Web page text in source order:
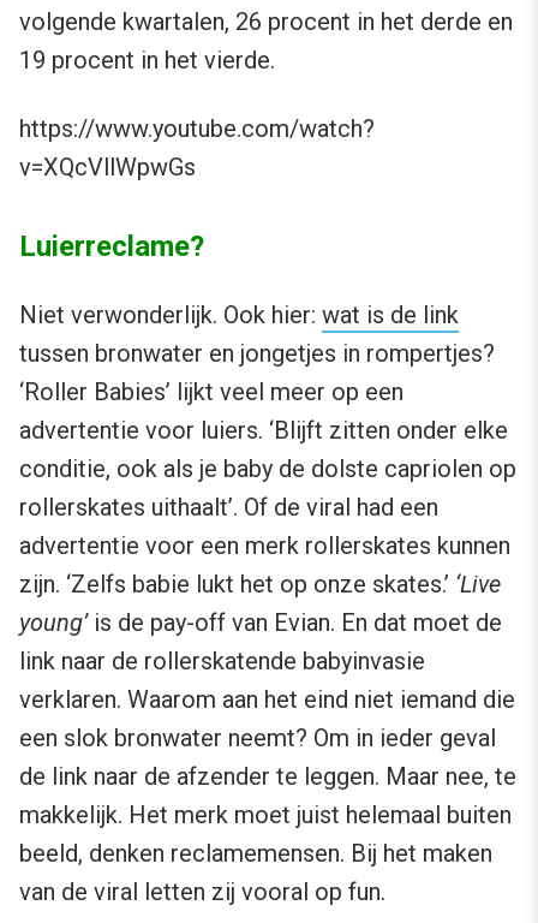
volgende kwartalen, 26 procent in het derde en
19 procent in het vierde.
https://www.youtube.com/watch?
v=XQcVllWpwGs
Luierreclame?
Niet verwonderlijk. Ook hier: wat is de link
tussen bronwater en jongetjes in rompertjes?
‘Roller Babies’ lijkt veel meer op een
advertentie voor luiers. ‘Blijft zitten onder elke
conditie, ook als je baby de dolste capriolen op
rollerskates uithaalt’. Of de viral had een
advertentie voor een merk rollerskates kunnen
zijn. ‘Zelfs babie lukt het op onze skates.’ ‘Live
young’is de pay-off van Evian. En dat moet de
link naar de rollerskatende babyinvasie
verklaren. Waarom aan het eind niet iemand die
een slok bronwater neemt? Om in ieder geval
de link naar de afzender te leggen. Maar nee, te
makkelijk. Het merk moet juist helemaal buiten
beeld, denken reclamemensen. Bij het maken
van de viral letten zij vooral op fun.